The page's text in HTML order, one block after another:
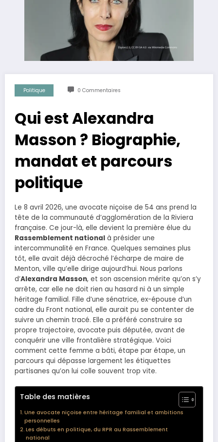
Politique 0 Commentaires
Qui est Alexandra
Masson ? Biographie,
mandat et parcours
politique
Le 8 avril 2026, une avocate niçoise de 54 ans prend la
tête de la communauté d’agglomération de la Riviera
française. Ce jour-là, elle devient la première élue du
Rassemblement national à présider une
intercommunalité en France. Quelques semaines plus
tôt, elle avait déjà décroché l’écharpe de maire de
Menton, ville qu’elle dirige aujourd’hui. Nous parlons
d’Alexandra Masson, et son ascension mérite qu’on s’y
arrête, car elle ne doit rien au hasard ni à un simple
héritage familial. Fille d’une sénatrice, ex-épouse d’un
cadre du Front national, elle aurait pu se contenter de
suivre un chemin tracé. Elle a préféré construire sa
propre trajectoire, avocate puis députée, avant de
conquérir une ville frontalière stratégique. Voici
comment cette femme a bâti, étape par étape, un
parcours qui dépasse largement les étiquettes
partisanes qu’on lui colle souvent trop vite.
Table des matières
Une avocate niçoise entre héritage familial et ambitions
personnelles
Les débuts en politique, du RPR au Rassemblement
national